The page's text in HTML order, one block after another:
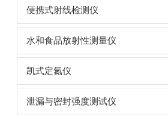
便携式射线检测仪
水和食品放射性测量仪
凯式定氮仪
泄漏与密封强度测试仪